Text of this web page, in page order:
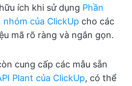
ích khi sử dụng Phần
nhóm của ClickUp cho các
mã rõ ràng và ngắn gọn.
cung cấp các mẫu sẵn
Plant của ClickUp, có thể